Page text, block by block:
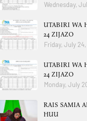
Wednesday,
UTABIRI WA
24 ZIJAZO
Friday, July
UTABIRI WA
24 ZIJAZO
Monday, July
RAIS SAMIA
HUU